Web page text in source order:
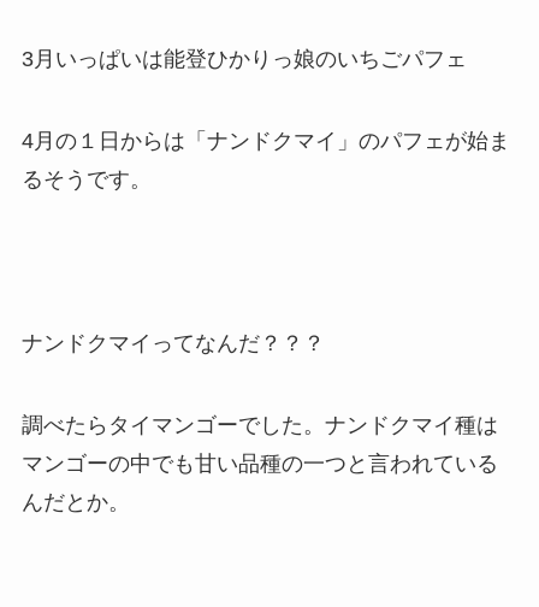
3月いっぱいは能登ひかりっ娘のいちごパフェ
4月の１日からは「ナンドクマイ」のパフェが始ま
るそうです。
ナンドクマイってなんだ？？？
調べたらタイマンゴーでした。ナンドクマイ種は
マンゴーの中でも甘い品種の一つと言われている
んだとか。